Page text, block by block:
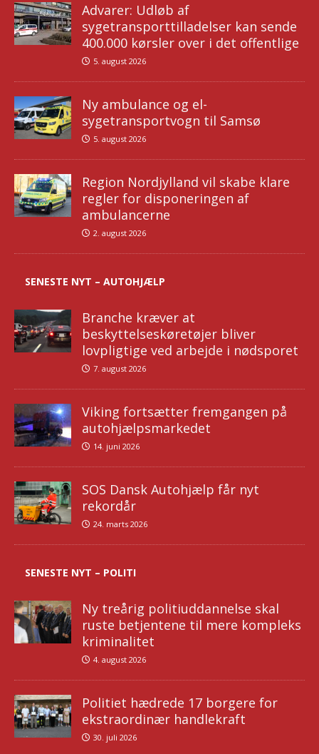
Advarer: Udløb af
sygetransporttilladelser kan sende
400.000 kørsler over i det offentlige
5. august 2026
Ny ambulance og el-
sygetransportvogn til Samsø
5. august 2026
Region Nordjylland vil skabe klare
regler for disponeringen af
ambulancerne
2. august 2026
SENESTE NYT – AUTOHJÆLP
Branche kræver at
beskyttelseskøretøjer bliver
lovpligtige ved arbejde i nødsporet
7. august 2026
Viking fortsætter fremgangen på
autohjælpsmarkedet
14. juni 2026
SOS Dansk Autohjælp får nyt
rekordår
24. marts 2026
SENESTE NYT – POLITI
Ny treårig politiuddannelse skal
ruste betjentene til mere kompleks
kriminalitet
4. august 2026
Politiet hædrede 17 borgere for
ekstraordinær handlekraft
30. juli 2026